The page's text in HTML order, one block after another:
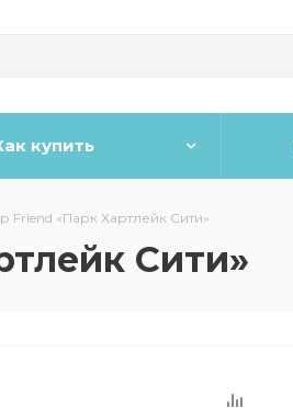
купить
Friend «Парк Хартлейк Сити»
Сити»